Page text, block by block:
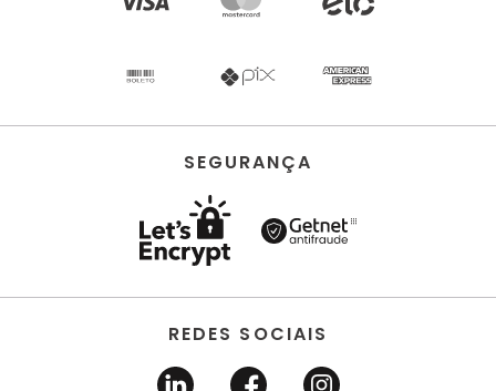
SEGURANÇA
REDES SOCIAIS